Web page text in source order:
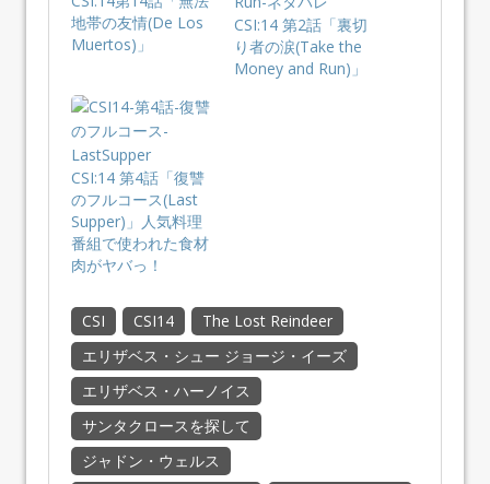
地帯の友情(De Los
Muertos)」
CSI:14 第2話「裏切
り者の涙(Take the
Money and Run)」
CSI:14 第4話「復讐
のフルコース(Last
Supper)」人気料理
番組で使われた食材
肉がヤバっ！
CSI CSI14
The Lost Reindeer
エリザベス・シュー ジョージ・イーズ
エリザベス・ハーノイス
サンタクロースを探して
ジャドン・ウェルス